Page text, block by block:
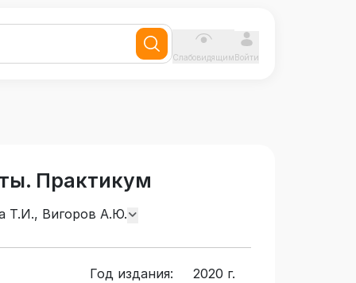
СлабовидящимВойти
Практикум
Т.И., Вигоров А.Ю.
Год издания:
2020 г.